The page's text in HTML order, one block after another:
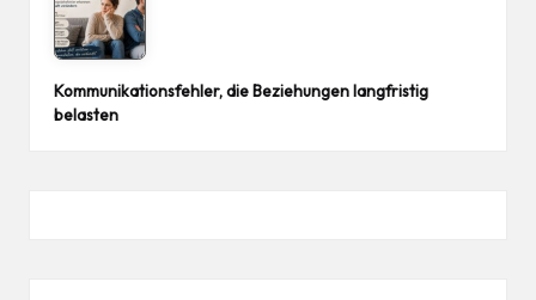
Kommunikationsfehler, die Beziehungen langfristig
belasten